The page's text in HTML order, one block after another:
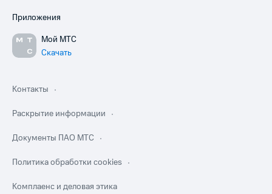
Приложения
Мой МТС
Скачать
Контакты
Раскрытие информации
Документы ПАО МТС
Политика обработки cookies
Комплаенс и деловая этика